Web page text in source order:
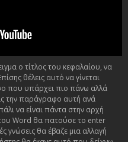
ο τίτλος του κεφαλαίου, να
θέλεις αυτό να γίνεται
που υπάρχει πιο πάνω αλλά
την παράγραφο αυτή ανά
να είναι πάντα στην αρχή
Word θα πατούσε το enter
γνώσεις θα έβαζε μια αλλαγή